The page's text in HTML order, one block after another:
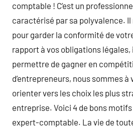
comptable ! C’est un
caractérisé par sa polyvalence. Il
pour garder la conformité de
rapport à vos obligations légales,
permettre de gagner en
d’entrepreneurs, nous sommes
orienter vers les choix les plus
entreprise. Voici 4 de bons
expert-comptable. La vie de